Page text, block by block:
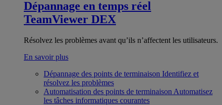
Dépannage en temps réel
TeamViewer DEX
Résolvez les problèmes avant qu’ils n’affectent les utilisateurs.
En savoir plus
Dépannage des points de terminaison Identifiez et
résolvez les problèmes
Automatisation des points de terminaison Automatisez
les tâches informatiques courantes